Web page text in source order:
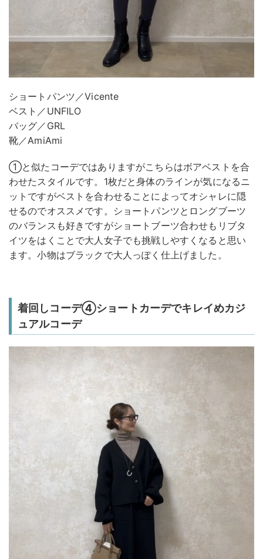
ショートパンツ／Vicente
ベスト／UNFILO
バッグ／GRL
靴／AmiAmi
①と似たコーデではありますがこちらはボアベストを合
わせたスタイルです。1枚だと身体のラインが気になるニ
ットですがベストを合わせることによってオシャレに隠
せるのでオススメです。ショートパンツとロングブーツ
のバランスも好きですがショートブーツ合わせもリブタ
イツをはくことで大人女子でも挑戦しやすくなると思い
ます。小物はブラックで大人っぽく仕上げました。
着回しコーデ④ショートカーデでキレイめカジ
ュアルコーデ